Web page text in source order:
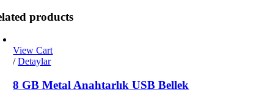
products
View Cart
/ Detaylar
8 GB Metal Anahtarlık USB Bellek